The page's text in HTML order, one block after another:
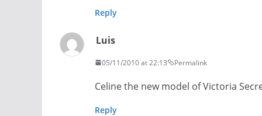
Reply
Luis
05/11/2010 at 22:13 Permalink
Celine the new model of Victoria
Reply